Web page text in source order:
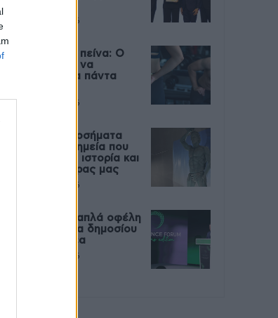
2026
πείνα: Ο
που θέλεις να
τα πάντα
2026
– Σπάνια νοσήματα
με μνημεία που
την ιστορία και
πνεύμα της χώρας μας
2026
Πολλαπλά οφέλη
τη συνεργασία δημοσίου
ιδιωτικού τομέα
2026